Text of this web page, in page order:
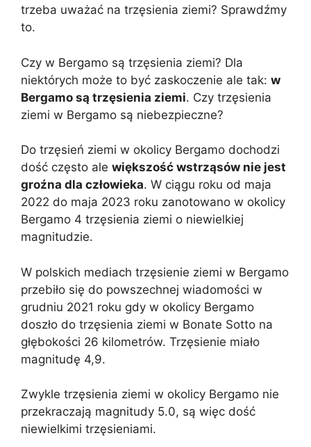
trzeba uważać na trzęsienia ziemi? Sprawdźmy
to.
Czy w Bergamo są trzęsienia ziemi? Dla
niektórych może to być zaskoczenie ale tak: w
Bergamo są trzęsienia ziemi. Czy trzęsienia
ziemi w Bergamo są niebezpieczne?
Do trzęsień ziemi w okolicy Bergamo dochodzi
dość często ale większość wstrząsów nie jest
groźna dla człowieka. W ciągu roku od maja
2022 do maja 2023 roku zanotowano w okolicy
Bergamo 4 trzęsienia ziemi o niewielkiej
magnitudzie.
W polskich mediach trzęsienie ziemi w Bergamo
przebiło się do powszechnej wiadomości w
grudniu 2021 roku gdy w okolicy Bergamo
doszło do trzęsienia ziemi w Bonate Sotto na
głębokości 26 kilometrów. Trzęsienie miało
magnitudę 4,9.
Zwykle trzęsienia ziemi w okolicy Bergamo nie
przekraczają magnitudy 5.0, są więc dość
niewielkimi trzęsieniami.